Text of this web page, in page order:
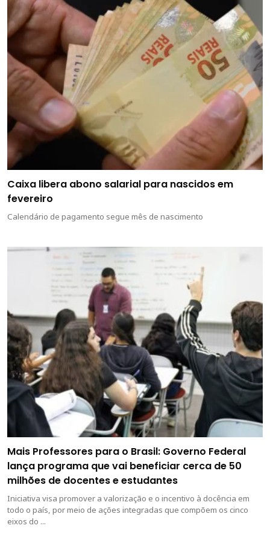
Caixa libera abono salarial para nascidos em
fevereiro
Calendário de pagamento segue mês de nascimento
Mais Professores para o Brasil: Governo Federal
lança programa que vai beneficiar cerca de 50
milhões de docentes e estudantes
Iniciativa visa promover a valorização e o incentivo à docência em
todo o país, por meio de ações integradas que compõem os cinco
eixos do ...